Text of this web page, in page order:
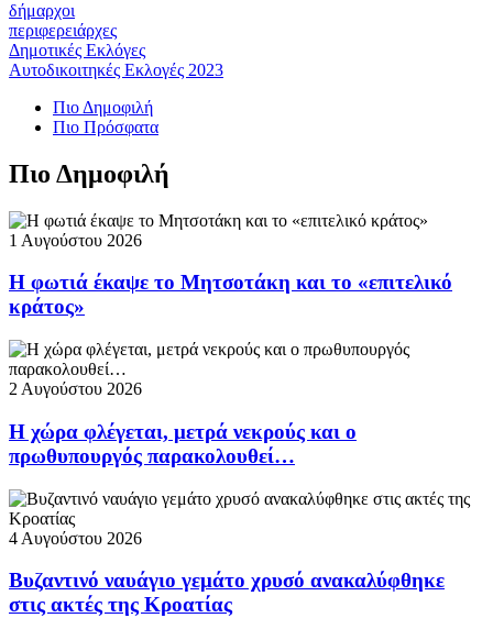
δήμαρχοι
περιφερειάρχες
Δημοτικές Εκλόγες
Αυτοδικοιτηκές Εκλογές 2023
Πιο Δημοφιλή
Πιο Πρόσφατα
Πιο Δημοφιλή
1 Αυγούστου 2026
Η φωτιά έκαψε το Μητσοτάκη και το «επιτελικό
κράτος»
2 Αυγούστου 2026
Η χώρα φλέγεται, μετρά νεκρούς και ο
πρωθυπουργός παρακολουθεί…
4 Αυγούστου 2026
Βυζαντινό ναυάγιο γεμάτο χρυσό ανακαλύφθηκε
στις ακτές της Κροατίας